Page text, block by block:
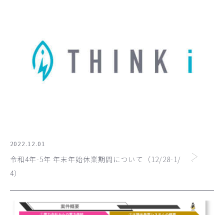
2022.12.01
令和4年-5年 年末年始休業期間について（12/28-1/
4）